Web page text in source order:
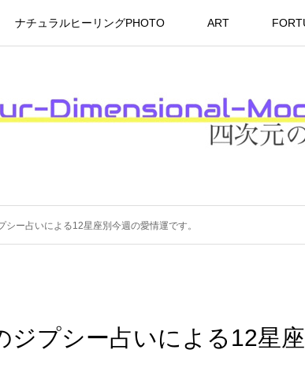
ナチュラルヒーリングPHOTO ART
ー占いによる12星座別今週の愛情運です。
ジプシー占いによる12星